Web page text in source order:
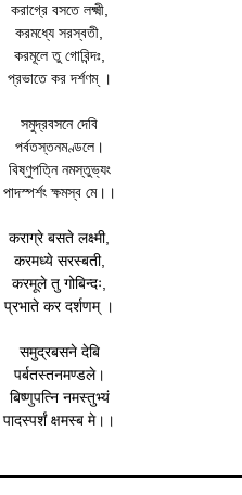
করাগ্রে বসতে লক্ষ্মী,
করমধ্যে সরস্বতী,
করমূলে তু গোবিন্দঃ,
প্রভাতে কর দর্শণম্ ।
সমুদ্রবসনে দেবি
পর্বতস্তনমণ্ডলে।
বিষ্ণুপত্নি নমস্তুভ্যং
পাদস্পর্শং ক্ষমস্ব মে।।
कराग्रे बसते लक्ष्मी,
करमध्ये सरस्बती,
करमूले तु गोबिन्दः,
प्रभाते कर दर्शणम् ।
समुद्रबसने देबि
पर्बतस्तनमण्डले।
बिष्णुपत्नि नमस्तुभ्यं
पादस्पर्शं क्षमस्ब मे।।